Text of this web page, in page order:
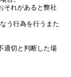
それがあると弊社
う行為を行うまた
適切と判断した場